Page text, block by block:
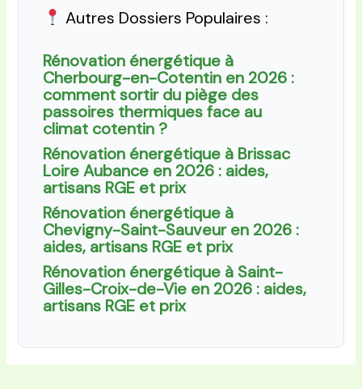
Autres Dossiers Populaires :
Rénovation énergétique à
Cherbourg-en-Cotentin en 2026 :
comment sortir du piège des
passoires thermiques face au
climat cotentin ?
Rénovation énergétique à Brissac
Loire Aubance en 2026 : aides,
artisans RGE et prix
Rénovation énergétique à
Chevigny-Saint-Sauveur en 2026 :
aides, artisans RGE et prix
Rénovation énergétique à Saint-
Gilles-Croix-de-Vie en 2026 : aides,
artisans RGE et prix